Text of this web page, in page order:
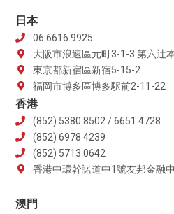
日本
06 6616 9925
大阪市浪速區元町3-1-3 第六辻
東京都新宿區新宿5-15-2
福岡市博多區博多駅前2-11-22
香港
(852) 5380 8502 / 6651 4728
(852) 6978 4239
(852) 5713 0642
香港中環幹諾道中1號友邦金融
澳門